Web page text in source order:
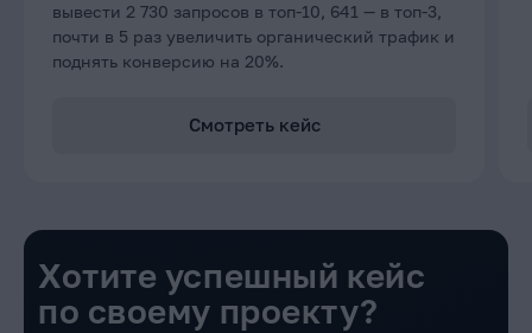
Смотреть кейс
вывести 2 730 запросов в топ-10, 641 — в топ-3,
почти в 5 раз увеличить органический трафик и
поднять конверсию на 20%.
Хотите успешный кейс
по своему проекту?